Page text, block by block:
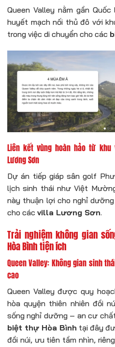
Queen Valley nằm gần
huyết mạch nối thủ đô với
trong việc di chuyển cho các
Liên kết vùng hoàn hảo từ khu
Lương Sơn
Dự án tiếp giáp sân golf
lịch sinh thái như Việt
này thuận lợi cho nghỉ
cho các villa Lương Sơn.
Trải nghiệm không gian
Hòa Bình tiện ích
Queen Valley: Không gian sinh
cao
Queen Valley được quy
hòa quyện thiên nhiên đồi
sống nghỉ dưỡng – an cư
biệt thự Hòa Bình tại đây
đồi núi, ưu tiên tầm nhìn,